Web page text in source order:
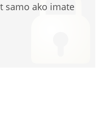
samo ako imate